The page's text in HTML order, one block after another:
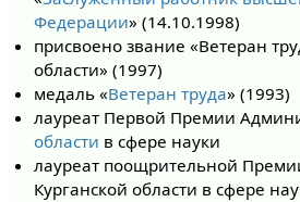
Федерации» (14.10.1998)
присвоено звание «Ветеран
области» (1997)
медаль «Ветеран труда» (1993)
лауреат Первой Премии
области в сфере науки
лауреат поощрительной
Курганской области в сфере